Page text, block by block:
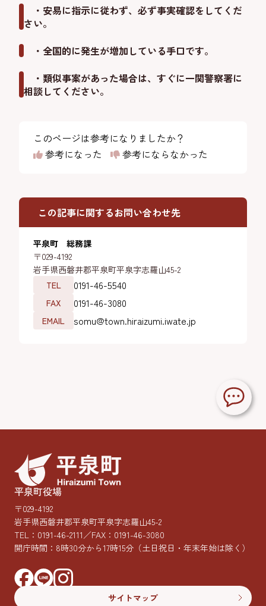
・安易に指示に従わず、必ず事実確認をしてくだ
さい。
・全国的に発生が増加している手口です。
・類似事案があった場合は、すぐに一関警察署に
相談してください。
このページは参考になりましたか？
参考になった
参考にならなかった
この記事に関するお問い合わせ先
平泉町 総務課
〒029-4192
岩手県西磐井郡平泉町平泉字志羅山45-2
TEL
0191-46-5540
FAX 0191-46-3080
EMAIL somu@town.hiraizumi.iwate.jp
平泉町役場
〒029-4192
岩手県西磐井郡平泉町平泉字志羅山45-2
TEL： 0191-46-2111／FAX：0191-46-3080
開庁時間：8時30分から17時15分 （土日祝日・年末年始は除く）
サイトマップ